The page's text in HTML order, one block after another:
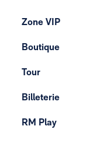
Zone VIP
Boutique
Tour
Billeterie
RM Play